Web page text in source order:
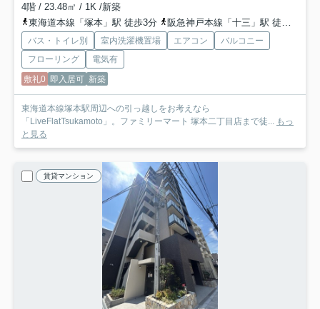
4階 / 23.48㎡ / 1K /新築
東海道本線「塚本」駅 徒歩3分
阪急神戸本線「十三」駅 徒歩20分
バス・トイレ別 室内洗濯機置場 エアコン
バルコニー
フローリング
電気有
敷礼0 即入居可 新築
東海道本線塚本駅周辺への引っ越しをお考えなら
「LiveFlatTsukamoto」。ファミリーマート 塚本二丁目店まで徒...
もっ
と見る
賃貸マンション